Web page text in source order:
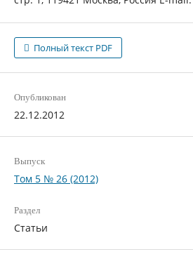
Полный текст PDF
Опубликован
22.12.2012
Выпуск
Том 5 № 26 (2012)
Раздел
Статьи